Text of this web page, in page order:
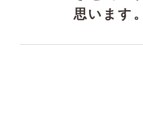
思います。